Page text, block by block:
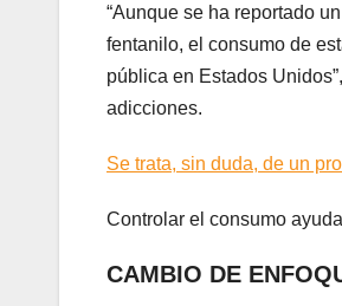
“Aunque se ha reportado
fentanilo, el consumo de
pública en Estados
adicciones.
Se trata, sin duda, de un
Controlar el consumo
CAMBIO DE